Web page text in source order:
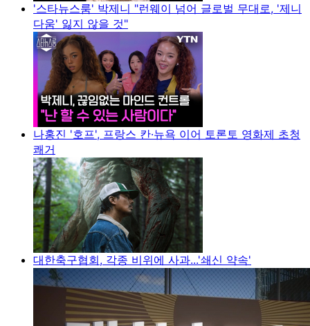
'스타뉴스룸' 박제니 "런웨이 넘어 글로벌 무대로, '제니
다움' 잃지 않을 것"
나홍진 '호프', 프랑스 칸·뉴욕 이어 토론토 영화제 초청
쾌거
대한축구협회, 각종 비위에 사과...'쇄신 약속'